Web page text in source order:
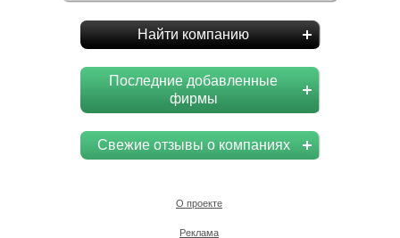
Найти компанию
Последние добавленные
фирмы
Свежие отзывы о компаниях
О проекте
Реклама